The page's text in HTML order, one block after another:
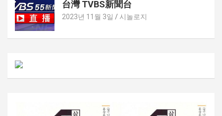
台灣 TVBS新聞台
2023년 11월 3일 시놀로지